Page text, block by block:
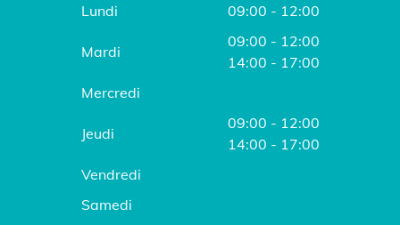
Lundi
09:00 - 12:00
Mardi
09:00 - 12:00
14:00 - 17:00
Mercredi
Jeudi
09:00 - 12:00
14:00 - 17:00
Vendredi
Samedi